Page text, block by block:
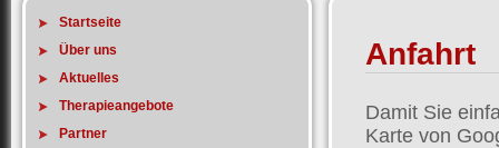
Startseite
Über uns
Aktuelles
Therapieangebote
Partner
Anfahrt
Damit Sie
Karte von